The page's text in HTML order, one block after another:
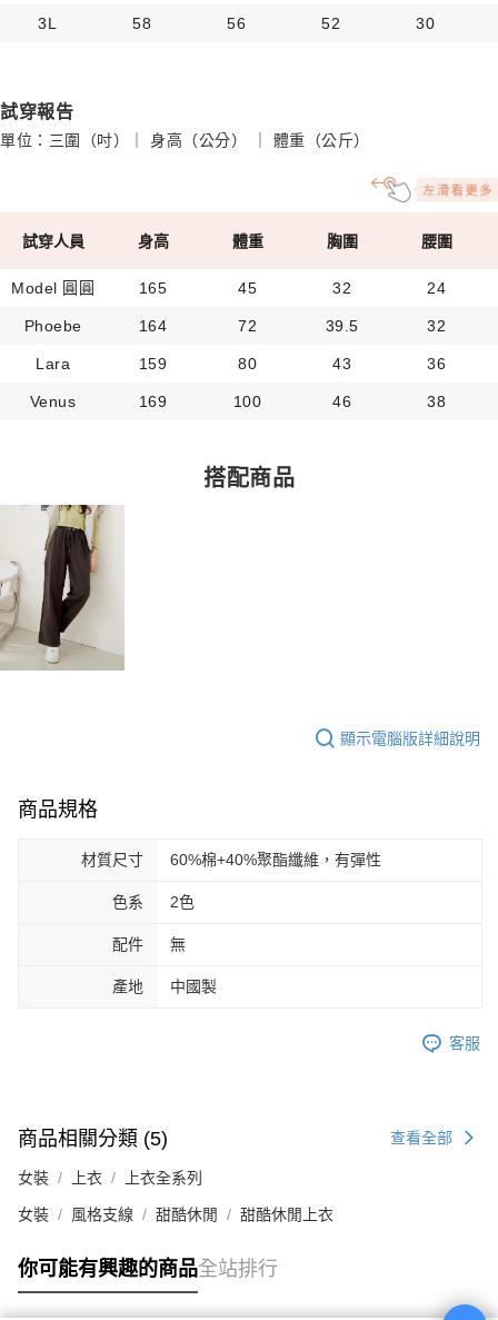
3L 58 56 52 30
試穿報告
單位：三圍（吋）｜ 身高（公分） ｜ 體重（公斤）
試穿人員 身高 體重 胸圍 腰圍
Model 圓圓 165 45 32 24
Phoebe 164 72 39.5 32
Lara 159 80 43 36
Venus 169 100 46 38
搭配商品
顯示電腦版詳細說明
商品規格
材質尺寸 60%棉+40%聚酯纖維，有彈性
色系 2色
配件 無
產地 中國製
客服
商品相關分類 (5) 查看全部
女裝 上衣 上衣全系列
女裝 風格支線 甜酷休閒 甜酷休閒上衣
你可能有興趣的商品全站排行